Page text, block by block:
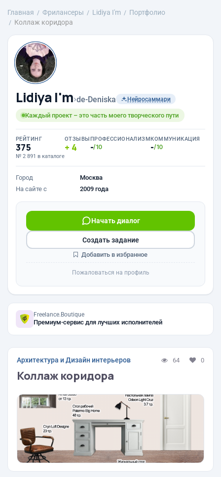
Главная Фрилансеры Lidiya I'm
Портфолио
Коллаж коридора
Lidiya I'm›de-Deniska Нейросаммари
Каждый проект – это часть моего творческого пути
РЕЙТИНГ
375
№ 2 891 в каталоге
ОТЗЫВЫ
4
ПРОФЕССИОНАЛИЗМ
-/10
КОММУНИКАЦИЯ
-/10
Город
Москва
На сайте с
2009 года
Начать диалог
Создать задание
Добавить в избранное
Пожаловаться на профиль
Freelance.Boutique
Премиум-сервис для лучших исполнителей
Архитектура и Дизайн интерьеров 64 0
Коллаж коридора